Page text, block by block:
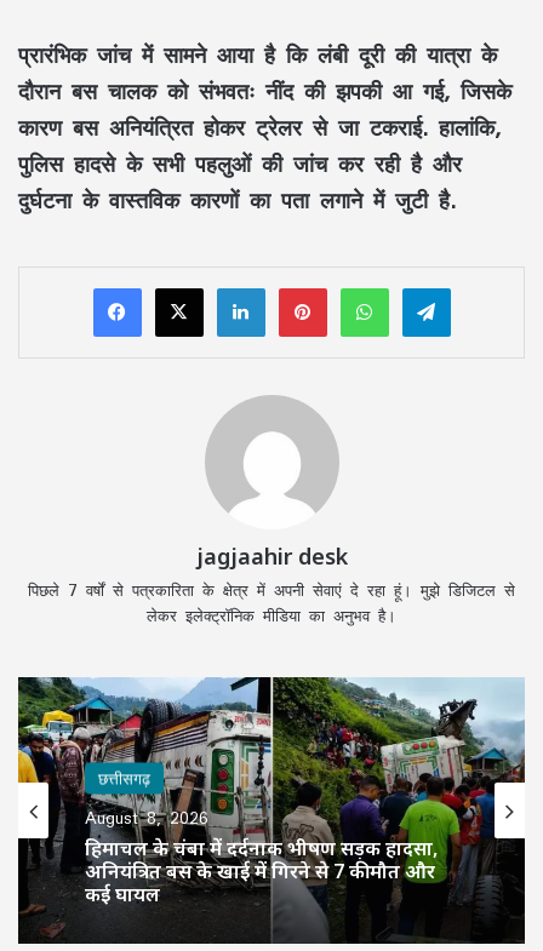
प्रारंभिक जांच में सामने आया है कि लंबी दूरी की यात्रा के
दौरान बस चालक को संभवतः नींद की झपकी आ गई, जिसके
कारण बस अनियंत्रित होकर ट्रेलर से जा टकराई. हालांकि,
पुलिस हादसे के सभी पहलुओं की जांच कर रही है और
दुर्घटना के वास्तविक कारणों का पता लगाने में जुटी है.
LinkedInPinterestWhatsAppTelegram
jagjaahir desk
पिछले 7 वर्षों से पत्रकारिता के क्षेत्र में अपनी सेवाएं दे रहा हूं। मुझे डिजिटल से
लेकर इलेक्ट्रॉनिक मीडिया का अनुभव है।
छत्तीसगढ़
August 8, 2026
हिमाचल के चंबा में दर्दनाक भीषण सड़क हादसा,
अनियंत्रित बस के खाई में गिरने से 7 की मौत और
कई घायल